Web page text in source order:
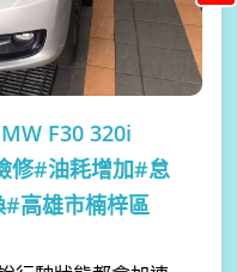
F30 320i
修#油耗增加#怠
高雄市楠梓區